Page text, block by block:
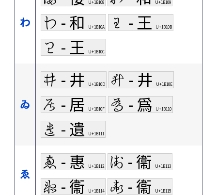
わ
U+1B108 U+1B109
𛄊 - 和 U+1B10A 𛄋 - 王 U+1B10B
𛄌 - 王 U+1B10C
ゐ
𛄍 - 井 U+1B10D 𛄎 - 井 U+1B10E
𛄏 - 居 U+1B10F 𛄐 - 爲 U+1B110
𛄑 - 遺 U+1B111
ゑ
𛄒 - 惠 U+1B112 𛄓 - 衞 U+1B113
𛄔 - 衞 U+1B114 𛄕 - 衞 U+1B115